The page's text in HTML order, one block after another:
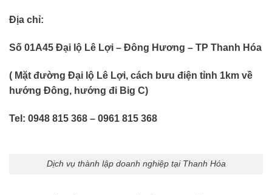
Địa chỉ:
Số 01A45 Đại lộ Lê Lợi – Đông Hương – TP Thanh Hóa
( Mặt đường Đại lộ Lê Lợi, cách bưu điện tỉnh 1km về
hướng Đông, hướng đi Big C)
Tel: 0948 815 368 – 0961 815 368
Dịch vụ thành lập doanh nghiệp tại Thanh Hóa